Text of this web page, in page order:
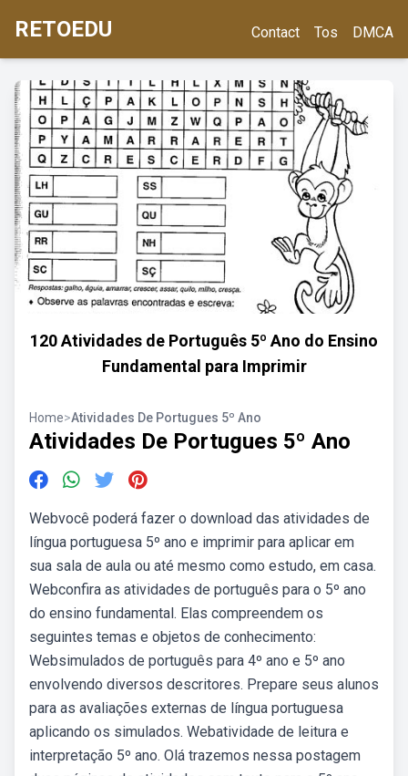
RETOEDU Contact Tos DMCA
120 Atividades de Português 5º Ano do Ensino
Fundamental para Imprimir
Home>Atividades De Portugues 5º Ano
Atividades De Portugues 5º Ano
Webvocê poderá fazer o download das atividades de
língua portuguesa 5º ano e imprimir para aplicar em
sua sala de aula ou até mesmo como estudo, em casa.
Webconfira as atividades de português para o 5º ano
do ensino fundamental. Elas compreendem os
seguintes temas e objetos de conhecimento:
Websimulados de português para 4º ano e 5º ano
envolvendo diversos descritores. Prepare seus alunos
para as avaliações externas de língua portuguesa
aplicando os simulados. Webatividade de leitura e
interpretação 5º ano. Olá trazemos nessa postagem